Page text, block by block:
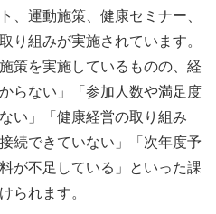
、運動施策、健康セミナー、
り組みが実施されています。
策を実施しているものの、経
らない」「参加人数や満足度
い」「健康経営の取り組み
続できていない」「次年度予
が不足している」といった課
られます。